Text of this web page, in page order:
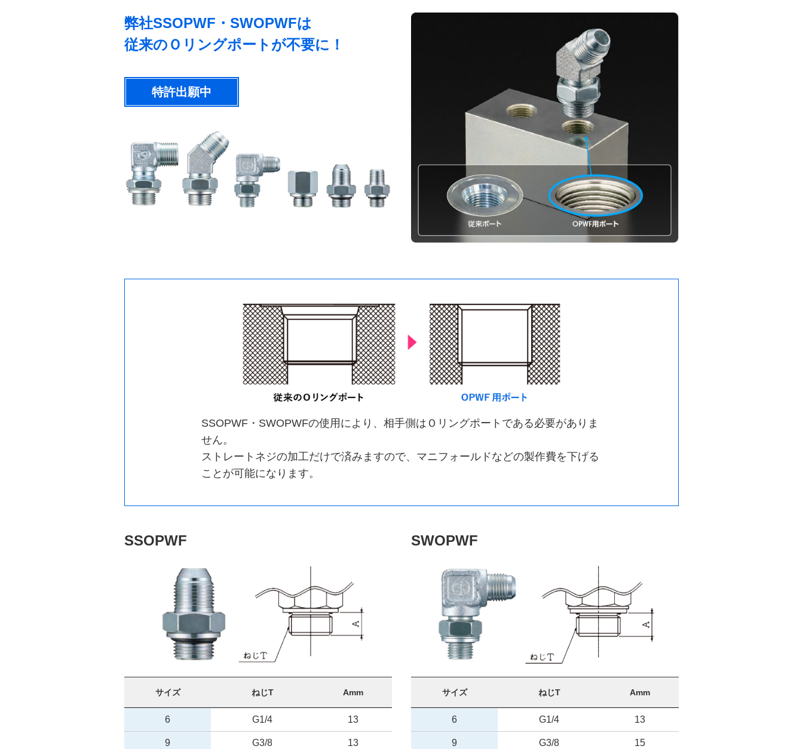
弊社SSOPWF・SWOPWFは
従来のＯリングポートが不要に！
特許出願中
SSOPWF・SWOPWFの使用により、相手側はＯリングポートである必要がありま
せん。
ストレートネジの加工だけで済みますので、マニフォールドなどの製作費を下げる
ことが可能になります。
SSOPWF
サイズ ねじT Amm
6 G1/4 13
9 G3/8 13
SWOPWF
サイズ ねじT Amm
6 G1/4 13
9 G3/8 15